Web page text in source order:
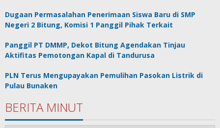
Dugaan Permasalahan Penerimaan Siswa Baru di SMP
Negeri 2 Bitung, Komisi 1 Panggil Pihak Terkait
Panggil PT DMMP, Dekot Bitung Agendakan Tinjau
Aktifitas Pemotongan Kapal di Tandurusa
PLN Terus Mengupayakan Pemulihan Pasokan Listrik di
Pulau Bunaken
BERITA MINUT